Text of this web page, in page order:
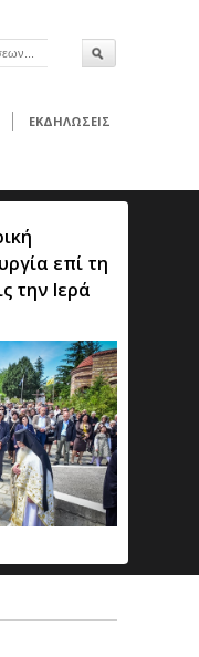
ΕΚΔΗΛΩΣΕΙΣ
επί τη
την Ιερά